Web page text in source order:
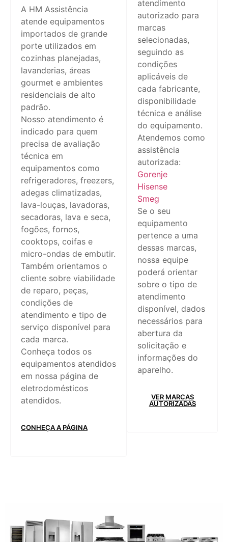
A HM Assistência
atende equipamentos
importados de grande
porte utilizados em
cozinhas planejadas,
lavanderias, áreas
gourmet e ambientes
residenciais de alto
padrão.
Nosso atendimento é
indicado para quem
precisa de avaliação
técnica em
equipamentos como
refrigeradores, freezers,
adegas climatizadas,
lava-louças, lavadoras,
secadoras, lava e seca,
fogões, fornos,
cooktops, coifas e
micro-ondas de embutir.
Também orientamos o
cliente sobre viabilidade
de reparo, peças,
condições de
atendimento e tipo de
serviço disponível para
cada marca.
Conheça todos os
equipamentos atendidos
em nossa página de
eletrodomésticos
atendidos.
CONHEÇA A PÁGINA
atendimento
autorizado para
marcas
selecionadas,
seguindo as
condições
aplicáveis de
cada fabricante,
disponibilidade
técnica e análise
do equipamento.
Atendemos como
assistência
autorizada:
Gorenje
Hisense
Smeg
Se o seu
equipamento
pertence a uma
dessas marcas,
nossa equipe
poderá orientar
sobre o tipo de
atendimento
disponível, dados
necessários para
abertura da
solicitação e
informações do
aparelho.
VER MARCAS
AUTORIZADAS